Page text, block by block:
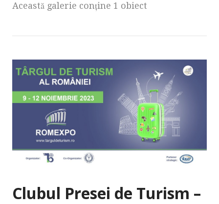
Această galerie conţine 1 obiect
Clubul Presei de Turism –